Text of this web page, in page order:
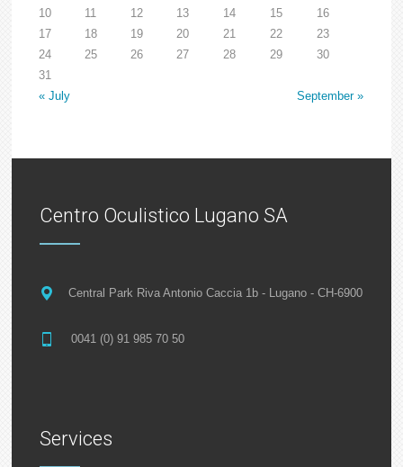
10
11 12 13 14 15
16
17
18 19 20 21 22
23
24
25 26 27 28 29
30
31
« July
September »
Centro Oculistico Lugano SA
Central Park Riva Antonio Caccia 1b - Lugano - CH-6900
0041 (0) 91 985 70 50
Services